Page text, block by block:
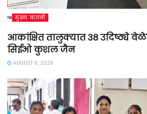
मुख्य बातमी
आकांक्षित तालुक्यात 38 उदिष्ठ्ये
सिईओ कुशल जैन
AUGUST 6, 2026